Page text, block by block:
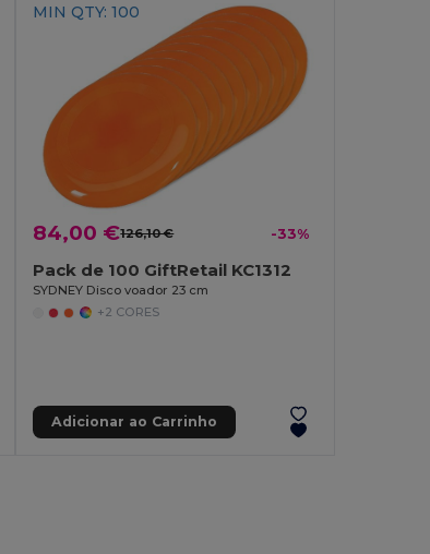
MIN QTY: 100
84,00 €126,10 € -33%
Pack de 100 GiftRetail KC1312
SYDNEY Disco voador 23 cm
+2 CORES
Adicionar ao Carrinho